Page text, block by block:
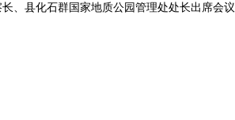
、县化石群国家地质公园管理处处长出席会议